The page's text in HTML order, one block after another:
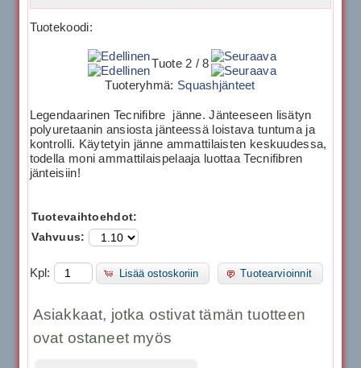
Tuotekoodi:
Tuote 2 / 8
Tuoteryhmä: Squashjänteet
Legendaarinen Tecnifibre jänne. Jänteeseen lisätyn
polyuretaanin ansiosta jänteessä loistava tuntuma ja
kontrolli. Käytetyin jänne ammattilaisten keskuudessa,
todella moni ammattilaispelaaja luottaa Tecnifibren
jänteisiin!
Tuotevaihtoehdot:
Vahvuus:
Kpl: Lisää ostoskoriin Tuotearvioinnit
Asiakkaat, jotka ostivat tämän tuotteen
ovat ostaneet myös